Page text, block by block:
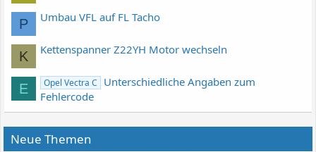
P Umbau VFL auf FL Tacho
K Kettenspanner Z22YH Motor wechseln
E Opel Vectra C
Unterschiedliche Angaben zum
Fehlercode
Neue Themen